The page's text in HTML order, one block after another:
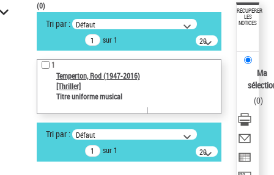
VOTRE RECHERCHE
Recherche avancée dans les
notices d’autorité
Œuvres liées à l'auteur :
Temperton, Rod (1947-2016)
Sauvegarder votre recherche
AFFINER
Type de notice d'autorité
(0)
Tri par : Défaut
sur 1
20
résultats/page
1
Temperton, Rod (1947-2016)
[Thriller]
Titre uniforme musical
Tri par : Défaut
sur 1
20
résultats/page
RÉCUPÉRER
LES
NOTICES
Ma
(0)